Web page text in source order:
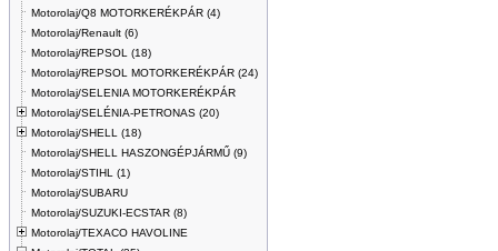
Motorolaj/Q8 MOTORKERÉKPÁR (4)
Motorolaj/Renault (6)
Motorolaj/REPSOL (18)
Motorolaj/REPSOL MOTORKERÉKPÁR (24)
Motorolaj/SELENIA MOTORKERÉKPÁR
Motorolaj/SELÉNIA-PETRONAS (20)
Motorolaj/SHELL (18)
Motorolaj/SHELL HASZONGÉPJÁRMŰ (9)
Motorolaj/STIHL (1)
Motorolaj/SUBARU
Motorolaj/SUZUKI-ECSTAR (8)
Motorolaj/TEXACO HAVOLINE